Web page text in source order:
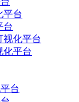
台
化平台